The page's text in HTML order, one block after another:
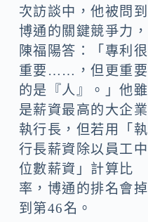
次訪談中，他被問到
博通的關鍵競爭力，
陳福陽答：「專利很
重要……，但更重要
的是『人』。」他雖
是薪資最高的大企業
執行長，但若用「執
行長薪資除以員工中
位數薪資」計算比
率，博通的排名會掉
到第46名。